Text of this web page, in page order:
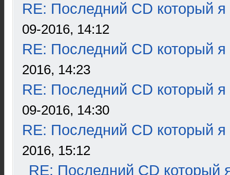
RE: Последний CD который я
09-2016, 14:12
RE: Последний CD который я
2016, 14:23
RE: Последний CD который я
09-2016, 14:30
RE: Последний CD который я
2016, 15:12
RE: Последний CD который